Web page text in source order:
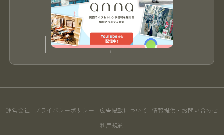
運営会社 プライバシーポリシー 広告掲載について 情報提供・お問い合わせ
利用規約